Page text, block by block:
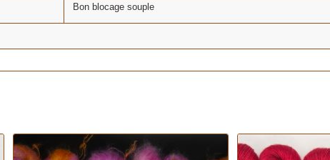
Bon blocage souple